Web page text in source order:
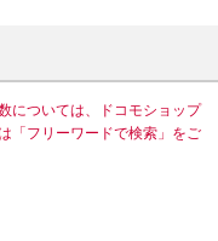
については、ドコモショップ
「フリーワードで検索」をご